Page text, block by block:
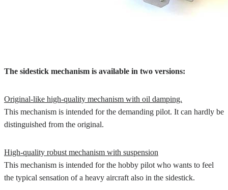
The sidestick mechanism is available in two versions:
Original-like high-quality mechanism with oil damping.
This mechanism is intended for the demanding pilot. It can hardly be
distinguished from the original.
High-quality robust mechanism with suspension
This mechanism is intended for the hobby pilot who wants to feel
the typical sensation of a heavy aircraft also in the sidestick.